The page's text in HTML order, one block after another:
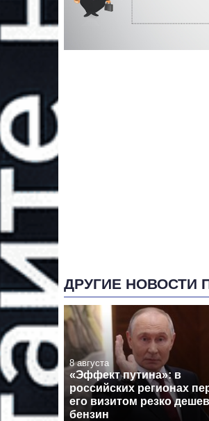
ДРУГИЕ НОВОСТИ
8 августа
«Эффект путина»: в
российских регионах
его визитом резко
бензин